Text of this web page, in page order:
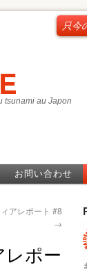
tsunami au Japon
只今
お問い合わせ
アレポート #8
→
レポー